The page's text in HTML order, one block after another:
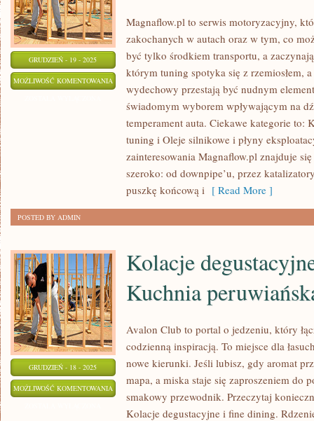
GRUDZIEŃ - 19 - 2025
MOŻLIWOŚĆ KOMENTOWANIA HOMOLOGACJA,
PRZEGLĄDY
Magnaflow.pl to serwis motoryzacyjny,
zakochanych w autach oraz w tym, co
być tylko środkiem transportu, a
którym tuning spotyka się z rzemiosłem,
wydechowy przestają być nudnym
świadomym wyborem wpływającym na
temperament auta. Ciekawe kategorie to:
tuning i Oleje silnikowe i płyny
zainteresowania Magnaflow.pl znajduje
szeroko: od downpipe’u, przez
puszkę końcową i [ Read More ]
POSTED BY ADMIN
GRUDZIEŃ - 18 - 2025
MOŻLIWOŚĆ KOMENTOWANIA KOLACJE
DEGUSTACYJNE
Kolacje
Kuchnia
Avalon Club to portal o jedzeniu, który
codzienną inspiracją. To miejsce dla
nowe kierunki. Jeśli lubisz, gdy aromat
mapa, a miska staje się zaproszeniem do
smakowy przewodnik. Przeczytaj
Kolacje degustacyjne i fine dining.